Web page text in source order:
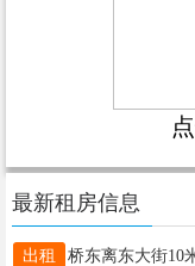
最新租房信息
出租